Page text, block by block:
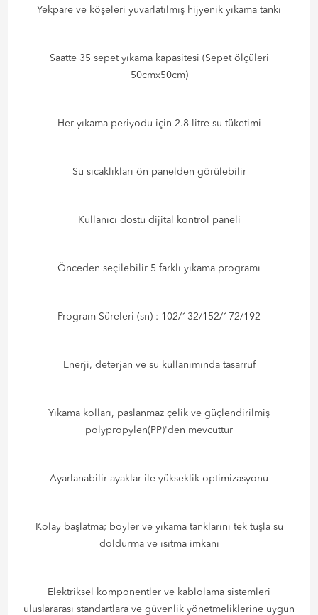
Yekpare ve köşeleri yuvarlatılmış hijyenik yıkama tankı
Saatte 35 sepet yıkama kapasitesi (Sepet ölçüleri
50cmx50cm)
Her yıkama periyodu için 2.8 litre su tüketimi
Su sıcaklıkları ön panelden görülebilir
Kullanıcı dostu dijital kontrol paneli
Önceden seçilebilir 5 farklı yıkama programı
Program Süreleri (sn) : 102/132/152/172/192
Enerji, deterjan ve su kullanımında tasarruf
Yıkama kolları, paslanmaz çelik ve güçlendirilmiş
polypropylen(PP)'den mevcuttur
Ayarlanabilir ayaklar ile yükseklik optimizasyonu
Kolay başlatma; boyler ve yıkama tanklarını tek tuşla su
doldurma ve ısıtma imkanı
Elektriksel komponentler ve kablolama sistemleri
uluslararası standartlara ve güvenlik yönetmeliklerine uygun